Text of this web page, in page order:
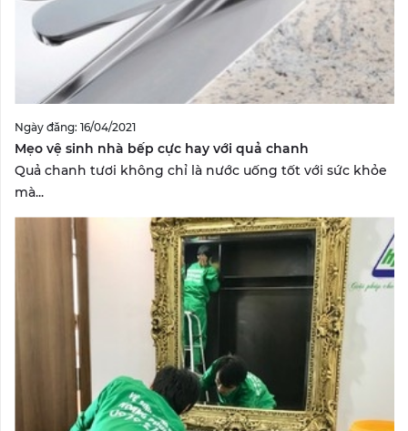
Ngày đăng: 16/04/2021
Mẹo vệ sinh nhà bếp cực hay với quả chanh
Quả chanh tươi không chỉ là nước uống tốt với sức khỏe
mà...